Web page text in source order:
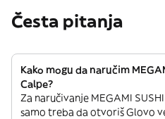
Česta pitanja
Kako mogu da naručim
Calpe?
Za naručivanje MEGAMI
samo treba da otvoriš Glovo